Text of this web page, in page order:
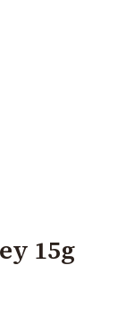
15g